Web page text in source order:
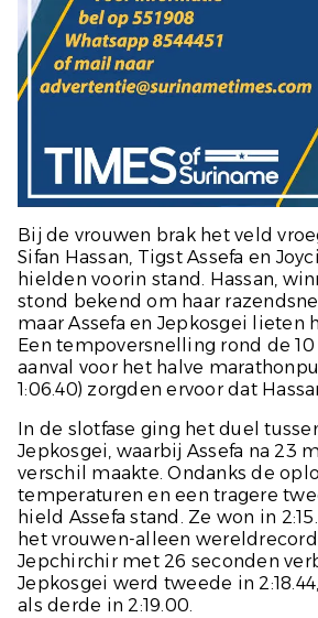
Bij de vrouwen brak het veld
Sifan Hassan, Tigst Assefa en
hielden voorin stand. Hassan,
stond bekend om haar
maar Assefa en Jepkosgei lieten
Een tempoversnelling rond de
aanval voor het halve
1:06.40) zorgden ervoor dat
In de slotfase ging het duel
Jepkosgei, waarbij Assefa na 23
verschil maakte. Ondanks de
temperaturen en een tragere
hield Assefa stand. Ze won in
het vrouwen-alleen wereldrecord
Jepchirchir met 26 seconden
Jepkosgei werd tweede in
als derde in 2:19.00.